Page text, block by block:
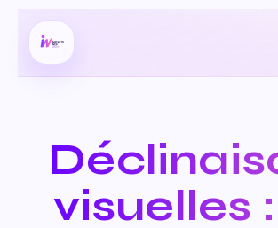
visuelles